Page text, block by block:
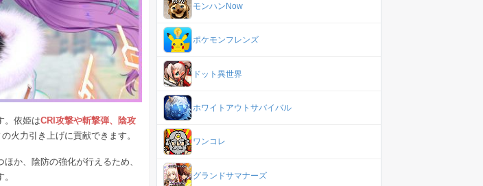
。依姫はCRI攻撃や斬撃弾、陰攻
火力引き上げに貢献できます。
か、陰防の強化が行えるため、
モンハンNow
ポケモンフレンズ
ドット異世界
ホワイトアウトサバイバル
ワンコレ
グランドサマナーズ